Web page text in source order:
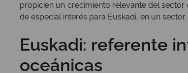
propicien un crecimiento relevante del
de especial interés para Euskadi, en un
Euskadi: referente
oceánicas